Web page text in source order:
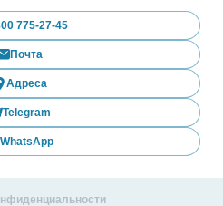
775-27-45
Почта
Адреса
Telegram
WhatsApp